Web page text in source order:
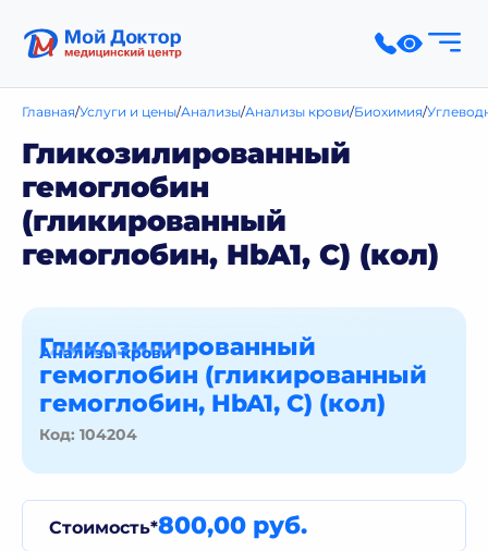
Главная Услуги и цены Анализы Анализы крови Биохимия
Гликозилированный
гемоглобин
(гликированный
гемоглобин, HbA1, C) (кол)
Гликозилированный
гемоглобин (гликированный
гемоглобин, HbA1, C) (кол)
Код: 104204
Анализы крови
Стоимость*800,00 руб.